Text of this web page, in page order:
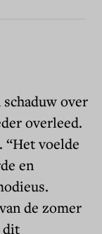
over
overleed.
voelde
en
de zomer
dit